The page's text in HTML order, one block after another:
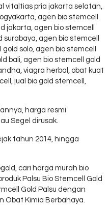
vitaltias pria jakarta selatan,
agen bio stemcell
jakarta, agen bio stemcell
agen bio stemcell
solo, agen bio stemcell
bali, agen bio stemcell gold
viagra herbal, obat kuat
jual bio gold stemcell,
harga resmi
Segel dirusak.
tahun 2014, hingga
cari harga murah bio
Palsu Bio Stemcell Gold
Gold Palsu dengan
Obat Kimia Berbahaya.